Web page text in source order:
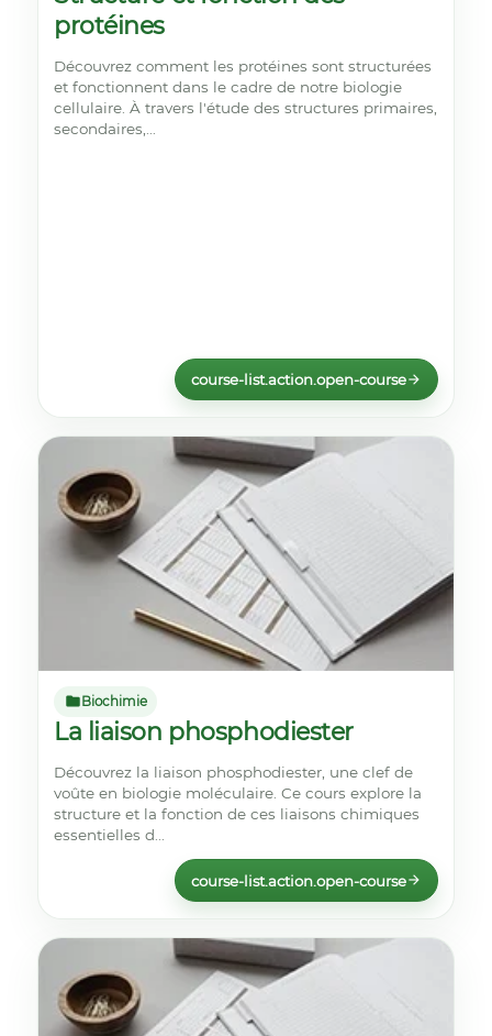
protéines
Découvrez comment les protéines sont structurées
et fonctionnent dans le cadre de notre biologie
cellulaire. À travers l'étude des structures primaires,
secondaires,...
course-list.action.open-course
Biochimie
La liaison phosphodiester
Découvrez la liaison phosphodiester, une clef de
voûte en biologie moléculaire. Ce cours explore la
structure et la fonction de ces liaisons chimiques
essentielles d...
course-list.action.open-course